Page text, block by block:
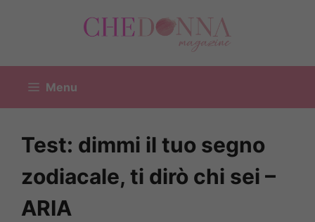
Menu
Test: dimmi il tuo segno
zodiacale, ti dirò chi sei –
ARIA